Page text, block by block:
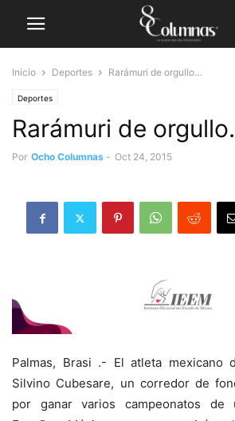
Inicio Deportes Rarámuri de orgullo…
Deportes
Rarámuri de
Por Ocho Columnas - Oct 24, 2015
Palmas, Brasi .- El atleta mexicano
Silvino Cubesare, un corredor de
por ganar varios campeonatos de